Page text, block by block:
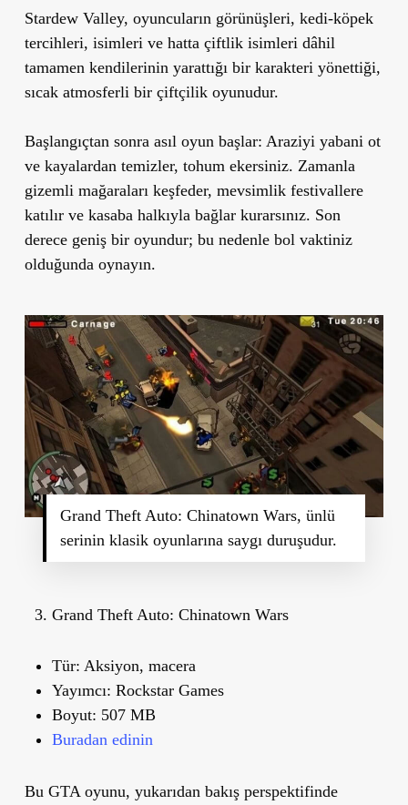
Stardew Valley, oyuncuların görünüşleri, kedi‑köpek
tercihleri, isimleri ve hatta çiftlik isimleri dâhil
tamamen kendilerinin yarattığı bir karakteri yönettiği,
sıcak atmosferli bir çiftçilik oyunudur.
Başlangıçtan sonra asıl oyun başlar: Araziyi yabani ot
ve kayalardan temizler, tohum ekersiniz. Zamanla
gizemli mağaraları keşfeder, mevsimlik festivallere
katılır ve kasaba halkıyla bağlar kurarsınız. Son
derece geniş bir oyundur; bu nedenle bol vaktiniz
olduğunda oynayın.
Grand Theft Auto: Chinatown Wars, ünlü
serinin klasik oyunlarına saygı duruşudur.
Grand Theft Auto: Chinatown Wars
Tür: Aksiyon, macera
Yayımcı: Rockstar Games
Boyut: 507 MB
Buradan edinin
Bu GTA oyunu, yukarıdan bakış perspektifinde